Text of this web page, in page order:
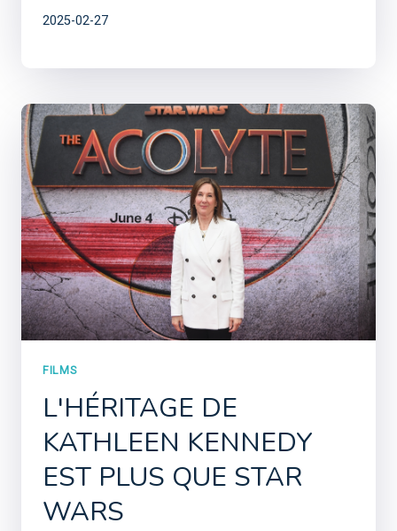
2025-02-27
FILMS
L'HÉRITAGE DE
KATHLEEN KENNEDY
EST PLUS QUE STAR
WARS